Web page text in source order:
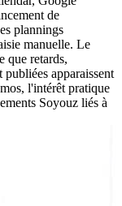
de
plannings
manuelle. Le
que retards,
apparaissent
l'intérêt pratique
Soyouz liés à